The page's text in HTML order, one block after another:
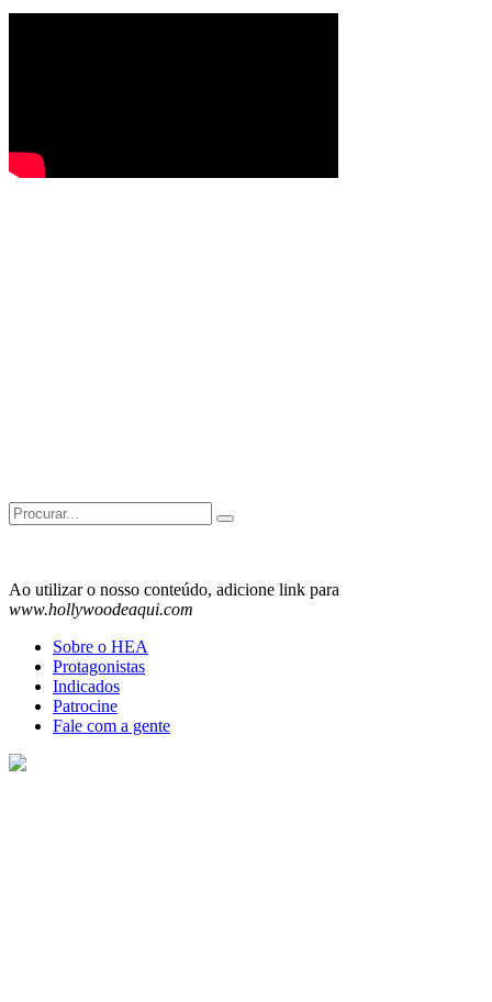
Search
for:
Ao utilizar o nosso conteúdo, adicione link para
www.hollywoodeaqui.com
Sobre o HEA
Protagonistas
Indicados
Patrocine
Fale com a gente